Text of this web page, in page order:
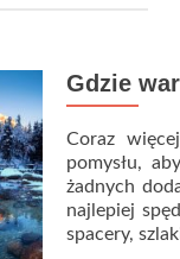
Gdzie
Coraz
pomysłu,
żadnych
najlepiej
spacery,